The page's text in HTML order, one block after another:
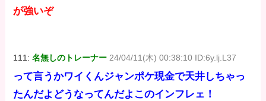
が強いぞ
111:名無しのトレーナー 24/04/11(木) 00:38:10 ID:6y.lj.L37
って言うかワイくんジャンポケ現金で天井しちゃっ
たんだよどうなってんだよこのインフレェ！